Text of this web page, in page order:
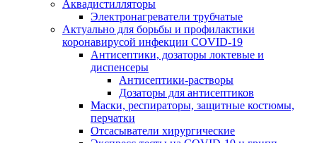
Аквадистилляторы
Электронагреватели трубчатые
Актуально для борьбы и профилактики
коронавирусой инфекции COVID-19
Антисептики, дозаторы локтевые и
диспенсеры
Антисептики-растворы
Дозаторы для антисептиков
Маски, респираторы, защитные костюмы,
перчатки
Отсасыватели хирургические